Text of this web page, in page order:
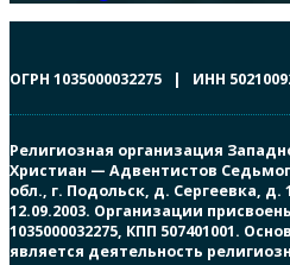
ОГРН 1035000032275 | ИНН
Религиозная организация
Христиан — Адвентистов
обл., г. Подольск, д. Сергеевка, д.
12.09.2003. Организации
1035000032275, КПП 507401001.
является деятельность